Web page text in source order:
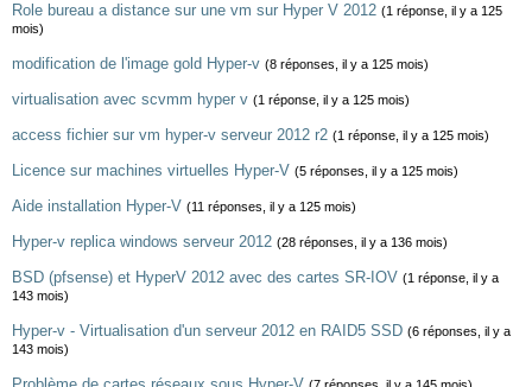
Role bureau a distance sur une vm sur Hyper V 2012 (1 réponse, il y a 125
mois)
modification de l'image gold Hyper-v (8 réponses, il y a 125 mois)
virtualisation avec scvmm hyper v (1 réponse, il y a 125 mois)
access fichier sur vm hyper-v serveur 2012 r2 (1 réponse, il y a 125 mois)
Licence sur machines virtuelles Hyper-V (5 réponses, il y a 125 mois)
Aide installation Hyper-V (11 réponses, il y a 125 mois)
Hyper-v replica windows serveur 2012 (28 réponses, il y a 136 mois)
BSD (pfsense) et HyperV 2012 avec des cartes SR-IOV (1 réponse, il y a
143 mois)
Hyper-v - Virtualisation d'un serveur 2012 en RAID5 SSD (6 réponses, il y a
143 mois)